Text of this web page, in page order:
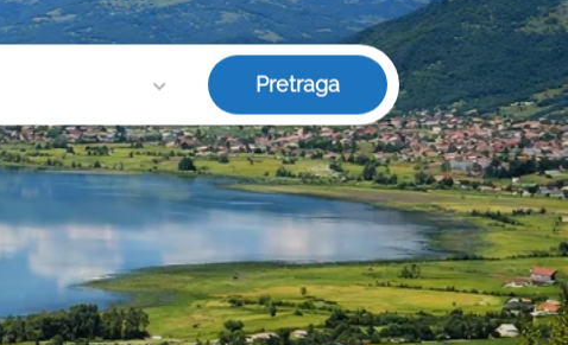
Pretraga